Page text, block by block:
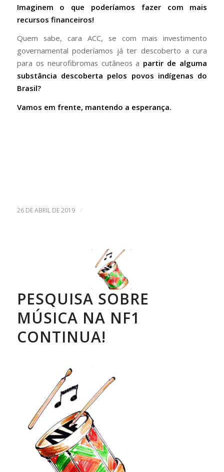
Imaginem o que poderíamos fazer com mais
recursos financeiros!
Quem sabe, cara ACC, se com mais investimento
governamental poderíamos já ter descoberto a cura
para os neurofibromas cutâneos a partir de alguma
substância descoberta pelos povos indígenas do
Brasil?
Vamos em frente, mantendo a esperança.
26 DE ABRIL DE 2019 /
PESQUISA SOBRE
MÚSICA NA NF1
CONTINUA!